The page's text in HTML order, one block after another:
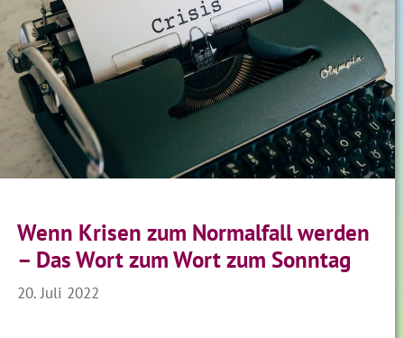
Wenn Krisen zum Normalfall werden
– Das Wort zum Wort zum Sonntag
20. Juli 2022